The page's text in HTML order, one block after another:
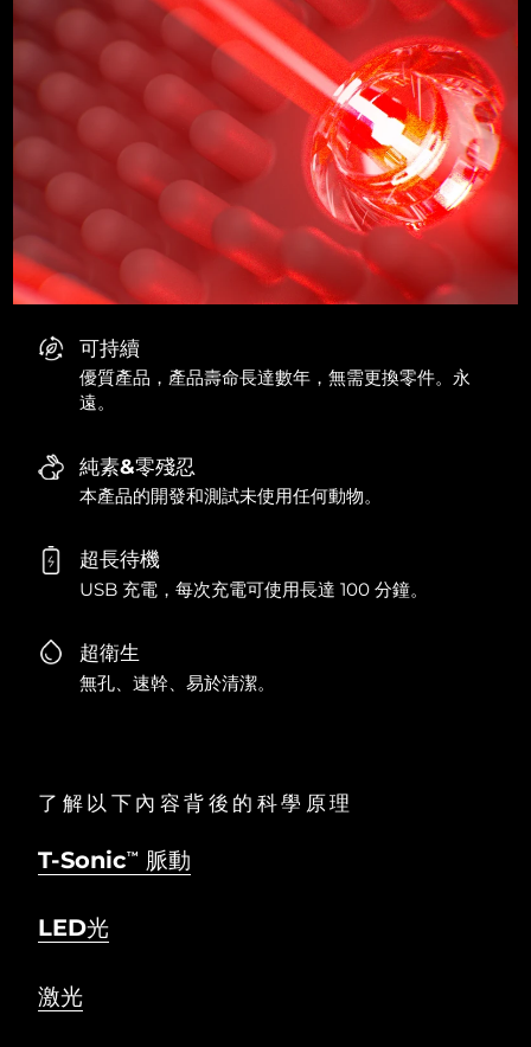
可持續
優質產品，產品壽命長達數年，無需更換零件。永
遠。
純素&零殘忍
本產品的開發和測試未使用任何動物。
超長待機
USB 充電，每次充電可使用長達 100 分鐘。
超衛生
無孔、速幹、易於清潔。
了解以下內容背後的科學原理
T-SonicTM 脈動
LED光
激光